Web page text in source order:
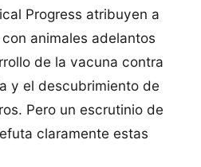
Progress atribuyen a
animales adelantos
de la vacuna contra
y el descubrimiento de
Pero un escrutinio de
claramente estas